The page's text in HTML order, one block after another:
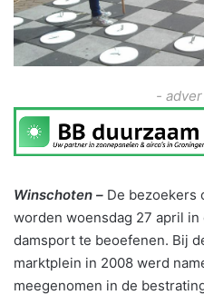
-
Winschoten – De bezoekers
worden woensdag 27 april
damsport te beoefenen. Bij
marktplein in 2008 werd
meegenomen in de